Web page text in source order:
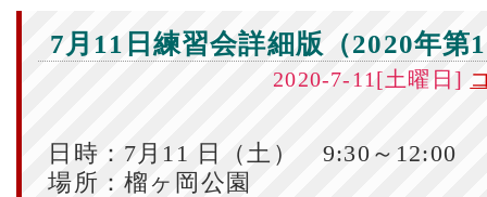
7月11日練習会詳細版（2020年第
2020-7-11[土曜日]
日時：7月11 日（土） 9:30～12:00
場所：榴ヶ岡公園